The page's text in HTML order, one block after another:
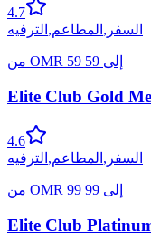
4.7
السفر , المطاعم, الترفيه
من OMR 59 إلى 59
Elite Club Gold
4.6
السفر , المطاعم, الترفيه
من OMR 99 إلى 99
Elite Club